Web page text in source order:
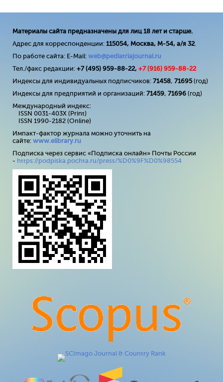
Материалы сайта предназначены для лиц 18 лет и старше.
Адрес для корреспонденции: 115054, Москва, М-54, а/я 32.
По работе сайта: E-Mail: web@pediatriajournal.ru
Тел./факс редакции: +7 (495) 959-88-22, +7 (916) 959-88-22
Индексы для индивидуальных подписчиков: 71458, 71695(год)
Индексы для предприятий и организаций: 71459, 71696 (год)
Международный индекс:
ISSN 0031-403X (Print)
ISSN 1990-2182 (Online)
Импакт-фактор журнала можно уточнить на
сайте: www.elibrary.ru
Подписка через сервис «Подписка онлайн» Почты России
- https://podpiska.pochta.ru/press/%D0%9F%D0%98554